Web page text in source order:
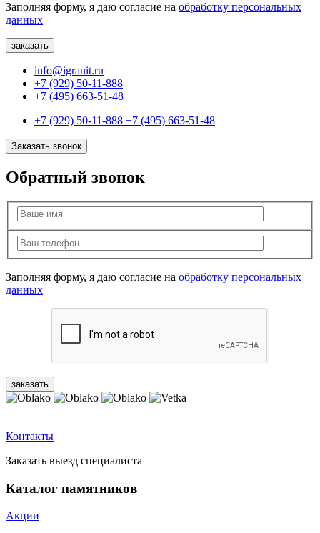
Заполняя форму, я даю согласие на обработку персональных
данных
info@igranit.ru
+7 (929) 50-11-888
+7 (495) 663-51-48
+7 (929) 50-11-888 +7 (495) 663-51-48
Заказать звонок
Обратный звонок
Заполняя форму, я даю согласие на обработку персональных
данных
Контакты
Заказать выезд специалиста
Каталог памятников
Акции